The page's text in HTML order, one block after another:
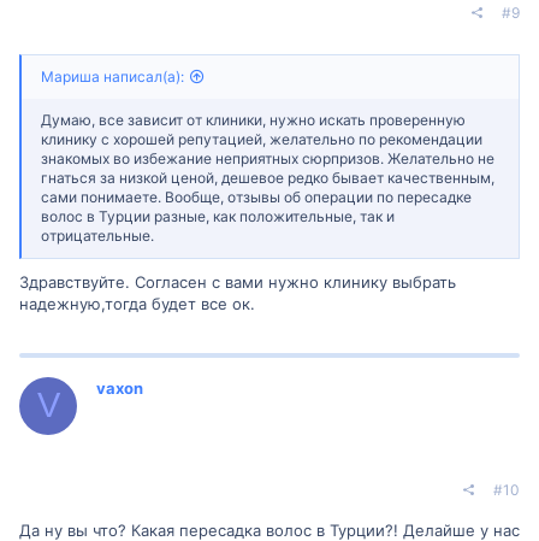
#9
Мариша написал(а):
Думаю, все зависит от клиники, нужно искать проверенную
клинику с хорошей репутацией, желательно по рекомендации
знакомых во избежание неприятных сюрпризов. Желательно не
гнаться за низкой ценой, дешевое редко бывает качественным,
сами понимаете. Вообще, отзывы об операции по пересадке
волос в Турции разные, как положительные, так и
отрицательные.
Здравствуйте. Согласен с вами нужно клинику выбрать
надежную,тогда будет все ок.
V vaxon
#10
Да ну вы что? Какая пересадка волос в Турции?! Делайше у нас